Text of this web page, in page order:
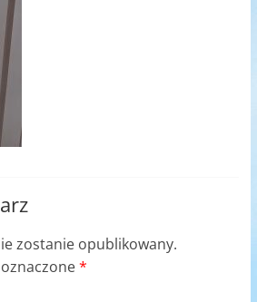
zostanie opublikowany.
*